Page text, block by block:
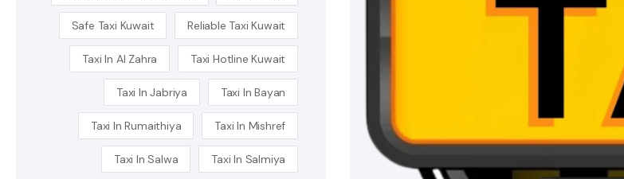
Reliable Taxi Kuwait
Safe Taxi Kuwait
Taxi Hotline Kuwait
Taxi In Al Zahra
Taxi In Bayan
Taxi In Jabriya
Taxi In Mishref
Taxi In Rumaithiya
Taxi In Salmiya
Taxi In Salwa